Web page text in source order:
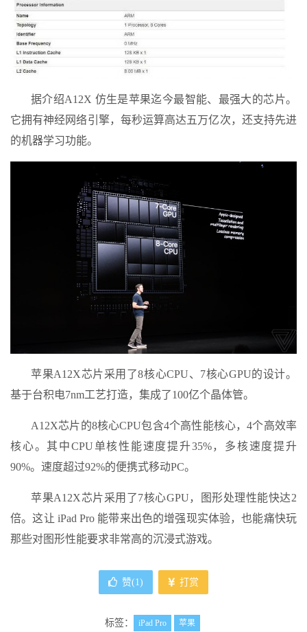
据介绍A12X 仿生是苹果迄今最智能、最强大的芯片。
它拥有神经网络引擎，每秒运算高达五万亿次，还支持先进
的机器学习功能。
苹果A12X芯片采用了8核心CPU、7核心GPU的设计。
基于台积电7nm工艺打造，集成了100亿个晶体管。
A12X芯片的8核心CPU包含4个高性能核心，4个高效率
核心。其中CPU单核性能速度提升35%，多核速度提升
90%。速度超过92%的便携式移动PC。
苹果A12X芯片采用了7核心GPU，图形处理性能快达2
倍。这让 iPad Pro 能带来出色的增强现实体验，也能痛快玩
那些对图形性能要求非常高的沉浸式游戏。
赞(1) 打赏
标签： iPad Pro 苹果